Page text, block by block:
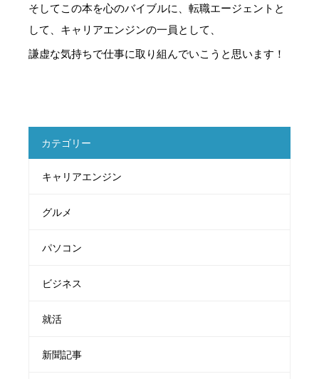
そしてこの本を心のバイブルに、転職エージェントと
して、キャリアエンジンの一員として、
謙虚な気持ちで仕事に取り組んでいこうと思います！
カテゴリー
キャリアエンジン
グルメ
パソコン
ビジネス
就活
新聞記事